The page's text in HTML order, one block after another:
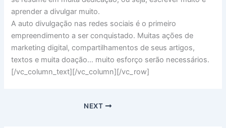
aprender a divulgar muito.
A auto divulgação nas redes sociais é o primeiro
empreendimento a ser conquistado. Muitas ações de
marketing digital, compartilhamentos de seus artigos,
textos e muita doação… muito esforço serão necessários.
[/vc_column_text][/vc_column][/vc_row]
NEXT